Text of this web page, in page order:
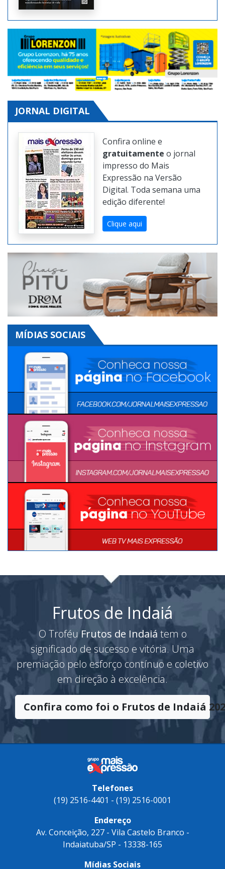
JORNAL DIGITAL
Confira online e
gratuitamente o jornal
impresso do Mais
Expressão na Versão
Digital. Toda semana uma
edição diferente!
Clique aqui
MÍDIAS SOCIAIS
Frutos de Indaiá
O Troféu Frutos de Indaiá tem o
significado de sucesso e vitória. Uma
premiação pelo esforço contínuo e coletivo
em direção à excelência.
Confira como foi o Frutos de Indaiá
Telefones
(19) 2516-4401 - (19) 2516-0001
Endereço
Av. Conceição, 227 - Vila Castelo Branco -
Indaiatuba/SP - 13338-165